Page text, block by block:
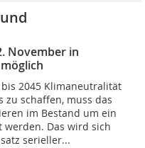
November in
2045 Klimaneutralität
zu schaffen, muss das
im Bestand um ein
werden. Das wird sich
serieller...